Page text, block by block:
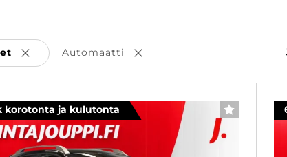
Poista valinta
Automaatti Poista valinta
korotonta ja kulutonta SUOSIKKI